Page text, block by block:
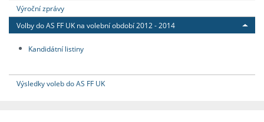
Výroční zprávy
Volby do AS FF UK na volební období 2012 - 2014
Kandidátní listiny
Výsledky voleb do AS FF UK